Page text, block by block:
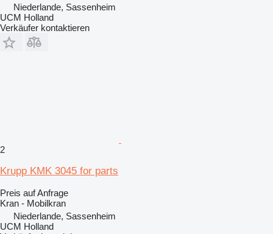
Niederlande, Sassenheim
UCM Holland
Verkäufer kontaktieren
2
Krupp KMK 3045 for parts
Preis auf Anfrage
Kran - Mobilkran
Niederlande, Sassenheim
UCM Holland